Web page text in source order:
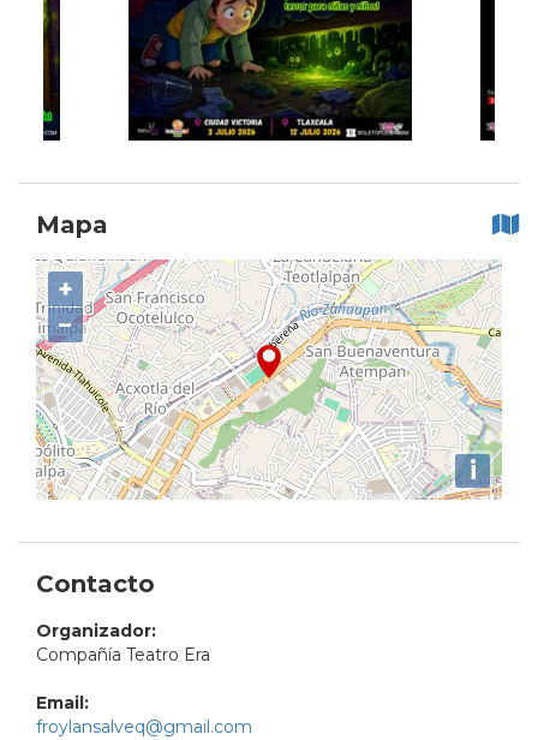
Mapa
+
−
i
Contacto
Organizador:
Compañía Teatro Era
Email:
froylansalveq@gmail.com